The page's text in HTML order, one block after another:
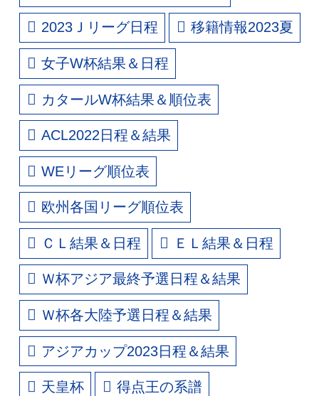
2023Ｊリーグ日程 移籍情報2023夏
女子W杯結果＆日程
カタールW杯結果＆順位表
ACL2022日程＆結果
WEリーグ順位表
欧州各国リーグ順位表
ＣＬ結果＆日程 ＥＬ結果＆日程
Ｗ杯アジア最終予選日程＆結果
Ｗ杯各大陸予選日程＆結果
アジアカップ2023日程＆結果
天皇杯 得点王の系譜